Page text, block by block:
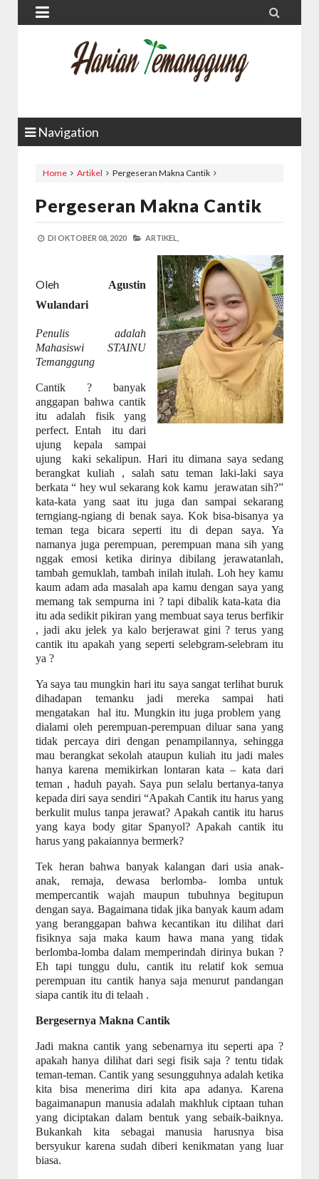
 
Navigation
Home Artikel Pergeseran Makna Cantik
Pergeseran Makna Cantik
DI OKTOBER 08, 2020 ARTIKEL,
Oleh
Agustin
Wulandari
Penulis adalah
Mahasiswi STAINU
Temanggung
Cantik ? banyak
anggapan bahwa cantik
itu adalah fisik yang
perfect. Entah
itu dari
ujung kepala sampai
ujung
kaki sekalipun. Hari itu dimana saya sedang
berangkat kuliah , salah satu teman laki-laki saya
berkata “ hey wul sekarang kok kamu jerawatan sih?”
kata-kata yang saat itu juga dan sampai sekarang
terngiang-ngiang di benak saya. Kok bisa-bisanya ya
teman tega bicara seperti itu di depan saya. Ya
namanya juga perempuan, perempuan mana sih yang
nggak emosi ketika dirinya dibilang jerawatanlah,
tambah gemuklah, tambah inilah itulah. Loh hey kamu
kaum adam ada masalah apa kamu dengan saya yang
memang tak sempurna ini ? tapi dibalik kata-kata dia
itu ada sedikit pikiran yang membuat saya terus berfikir
, jadi aku jelek ya kalo berjerawat gini ? terus yang
cantik itu apakah yang seperti selebgram-selebram itu
ya ?
Ya saya tau mungkin hari itu saya sangat terlihat buruk
dihadapan temanku jadi mereka sampai hati
mengatakan
hal itu. Mungkin itu juga problem yang
dialami oleh perempuan-perempuan diluar sana yang
tidak percaya diri dengan penampilannya, sehingga
mau berangkat sekolah ataupun kuliah itu jadi males
hanya karena memikirkan lontaran kata – kata dari
teman , haduh payah. Saya pun selalu bertanya-tanya
kepada diri saya sendiri “Apakah Cantik itu harus yang
berkulit mulus tanpa jerawat? Apakah cantik itu harus
yang kaya body gitar Spanyol? Apakah cantik itu
harus yang pakaiannya bermerk?
Tek heran bahwa banyak kalangan dari usia anak-
anak, remaja, dewasa berlomba- lomba untuk
mempercantik wajah maupun tubuhnya begitupun
dengan saya. Bagaimana tidak jika banyak kaum adam
yang beranggapan bahwa kecantikan itu dilihat dari
fisiknya saja maka kaum hawa mana yang tidak
berlomba-lomba dalam memperindah dirinya bukan ?
Eh tapi tunggu dulu, cantik itu relatif kok semua
perempuan itu cantik hanya saja menurut pandangan
siapa cantik itu di telaah .
Bergesernya Makna Cantik
Jadi makna cantik yang sebenarnya itu seperti apa ?
apakah hanya dilihat dari segi fisik saja ? tentu tidak
teman-teman. Cantik yang sesungguhnya adalah ketika
kita bisa menerima diri kita apa adanya. Karena
bagaimanapun manusia adalah makhluk ciptaan tuhan
yang diciptakan dalam bentuk yang sebaik-baiknya.
Bukankah kita sebagai manusia harusnya bisa
bersyukur karena sudah diberi kenikmatan yang luar
biasa.